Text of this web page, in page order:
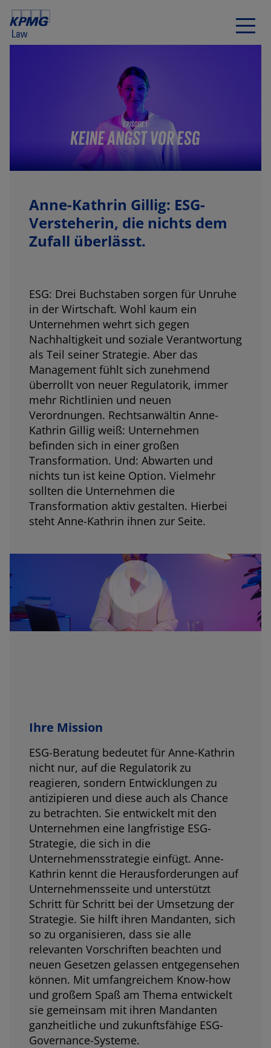
Anne-Kathrin Gillig: ESG-
Versteherin, die nichts dem
Zufall überlässt.
ESG: Drei Buchstaben sorgen für Unruhe
in der Wirtschaft. Wohl kaum ein
Unternehmen wehrt sich gegen
Nachhaltigkeit und soziale Verantwortung
als Teil seiner Strategie. Aber das
Management fühlt sich zunehmend
überrollt von neuer Regulatorik, immer
mehr Richtlinien und neuen
Verordnungen. Rechtsanwältin Anne-
Kathrin Gillig weiß: Unternehmen
befinden sich in einer großen
Transformation. Und: Abwarten und
nichts tun ist keine Option. Vielmehr
sollten die Unternehmen die
Transformation aktiv gestalten. Hierbei
steht Anne-Kathrin ihnen zur Seite.
Ihre Mission
ESG-Beratung bedeutet für Anne-Kathrin
nicht nur, auf die Regulatorik zu
reagieren, sondern Entwicklungen zu
antizipieren und diese auch als Chance
zu betrachten. Sie entwickelt mit den
Unternehmen eine langfristige ESG-
Strategie, die sich in die
Unternehmensstrategie einfügt. Anne-
Kathrin kennt die Herausforderungen auf
Unternehmensseite und unterstützt
Schritt für Schritt bei der Umsetzung der
Strategie. Sie hilft ihren Mandanten, sich
so zu organisieren, dass sie alle
relevanten Vorschriften beachten und
neuen Gesetzen gelassen entgegensehen
können. Mit umfangreichem Know-how
und großem Spaß am Thema entwickelt
sie gemeinsam mit ihren Mandanten
ganzheitliche und zukunftsfähige ESG-
Governance-Systeme.